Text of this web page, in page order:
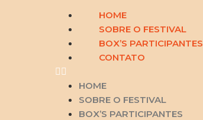
HOME
SOBRE O FESTIVAL
BOX’S PARTICIPANTES
CONTATO
HOME
SOBRE O FESTIVAL
BOX’S PARTICIPANTES